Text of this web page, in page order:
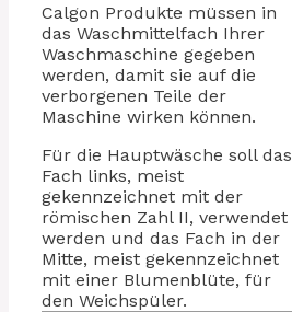
Calgon Produkte müssen in
das Waschmittelfach Ihrer
Waschmaschine gegeben
werden, damit sie auf die
verborgenen Teile der
Maschine wirken können.
Für die Hauptwäsche soll das
Fach links, meist
gekennzeichnet mit der
römischen Zahl II, verwendet
werden und das Fach in der
Mitte, meist gekennzeichnet
mit einer Blumenblüte, für
den Weichspüler.